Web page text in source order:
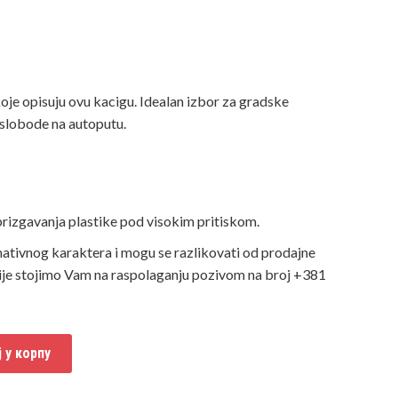
opisuju ovu kacigu. Idealan izbor za gradske
na autoputu.
plastike pod visokim pritiskom.
karaktera i mogu se razlikovati od prodajne
stojimo Vam na raspolaganju pozivom na broj +381
у корпу